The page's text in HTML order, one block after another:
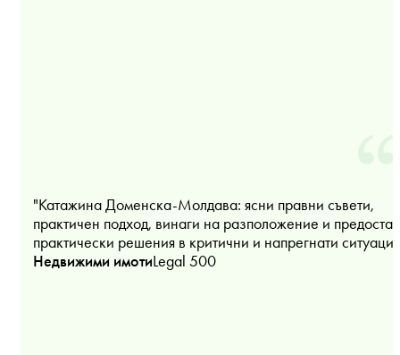
"Катажина Доменска-Молдава: ясни правни съвети,
практичен подход, винаги на разположение и
практически решения в критични и напрегнати
Недвижими имотиLegal 500